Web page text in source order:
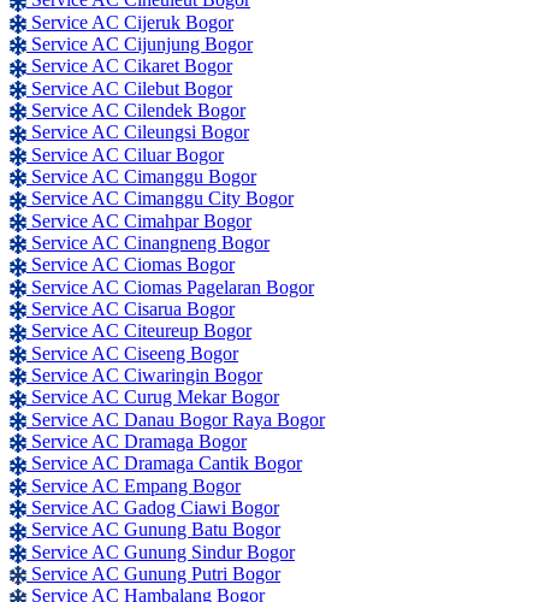
Service AC Cijeruk Bogor
Service AC Cijunjung Bogor
Service AC Cikaret Bogor
Service AC Cilebut Bogor
Service AC Cilendek Bogor
Service AC Cileungsi Bogor
Service AC Ciluar Bogor
Service AC Cimanggu Bogor
Service AC Cimanggu City Bogor
Service AC Cimahpar Bogor
Service AC Cinangneng Bogor
Service AC Ciomas Bogor
Service AC Ciomas Pagelaran Bogor
Service AC Cisarua Bogor
Service AC Citeureup Bogor
Service AC Ciseeng Bogor
Service AC Ciwaringin Bogor
Service AC Curug Mekar Bogor
Service AC Danau Bogor Raya Bogor
Service AC Dramaga Bogor
Service AC Dramaga Cantik Bogor
Service AC Empang Bogor
Service AC Gadog Ciawi Bogor
Service AC Gunung Batu Bogor
Service AC Gunung Sindur Bogor
Service AC Gunung Putri Bogor
Service AC Hambalang Bogor